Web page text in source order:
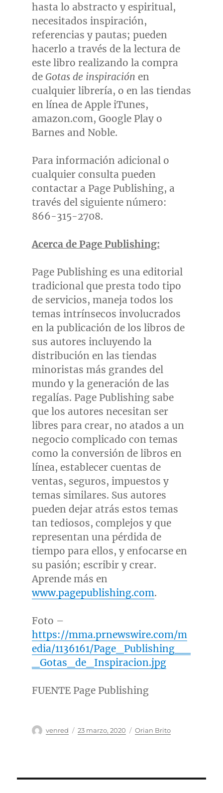
hasta lo abstracto y espiritual,
necesitados inspiración,
referencias y pautas; pueden
hacerlo a través de la lectura de
este libro realizando la compra
de Gotas de inspiración en
cualquier librería, o en las tiendas
en línea de Apple iTunes,
amazon.com, Google Play o
Barnes and Noble.
Para información adicional o
cualquier consulta pueden
contactar a Page Publishing, a
través del siguiente número:
866-315-2708.
Acerca de Page Publishing:
Page Publishing es una editorial
tradicional que presta todo tipo
de servicios, maneja todos los
temas intrínsecos involucrados
en la publicación de los libros de
sus autores incluyendo la
distribución en las tiendas
minoristas más grandes del
mundo y la generación de las
regalías. Page Publishing sabe
que los autores necesitan ser
libres para crear, no atados a un
negocio complicado con temas
como la conversión de libros en
línea, establecer cuentas de
ventas, seguros, impuestos y
temas similares. Sus autores
pueden dejar atrás estos temas
tan tediosos, complejos y que
representan una pérdida de
tiempo para ellos, y enfocarse en
su pasión; escribir y crear.
Aprende más en
www.pagepublishing.com.
Foto –
https://mma.prnewswire.com/m
edia/1136161/Page_Publishing__
_Gotas_de_Inspiracion.jpg
FUENTE Page Publishing
Autor
venred
Publicado
23 marzo, 2020 Categorías
Orian Brito